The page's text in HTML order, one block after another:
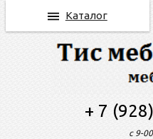
+ 7
с 9-
Каталог